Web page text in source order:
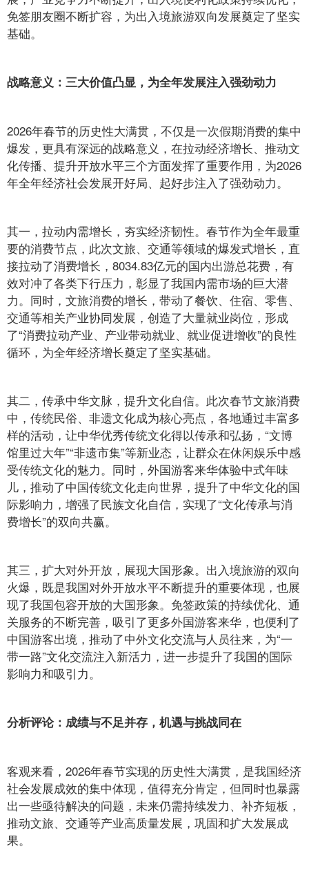
免签朋友圈不断扩容，为出入境旅游双向发展奠定了坚实
基础。
战略意义：三大价值凸显，为全年发展注入强劲动力
2026年春节的历史性大满贯，不仅是一次假期消费的集中
爆发，更具有深远的战略意义，在拉动经济增长、推动文
化传播、提升开放水平三个方面发挥了重要作用，为2026
年全年经济社会发展开好局、起好步注入了强劲动力。
其一，拉动内需增长，夯实经济韧性。春节作为全年最重
要的消费节点，此次文旅、交通等领域的爆发式增长，直
接拉动了消费增长，8034.83亿元的国内出游总花费，有
效对冲了各类下行压力，彰显了我国内需市场的巨大潜
力。同时，文旅消费的增长，带动了餐饮、住宿、零售、
交通等相关产业协同发展，创造了大量就业岗位，形成
了“消费拉动产业、产业带动就业、就业促进增收”的良性
循环，为全年经济增长奠定了坚实基础。
其二，传承中华文脉，提升文化自信。此次春节文旅消费
中，传统民俗、非遗文化成为核心亮点，各地通过丰富多
样的活动，让中华优秀传统文化得以传承和弘扬，“文博
馆里过大年”“非遗市集”等新业态，让群众在休闲娱乐中感
受传统文化的魅力。同时，外国游客来华体验中式年味
儿，推动了中国传统文化走向世界，提升了中华文化的国
际影响力，增强了民族文化自信，实现了“文化传承与消
费增长”的双向共赢。
其三，扩大对外开放，展现大国形象。出入境旅游的双向
火爆，既是我国对外开放水平不断提升的重要体现，也展
现了我国包容开放的大国形象。免签政策的持续优化、通
关服务的不断完善，吸引了更多外国游客来华，也便利了
中国游客出境，推动了中外文化交流与人员往来，为“一
带一路”文化交流注入新活力，进一步提升了我国的国际
影响力和吸引力。
分析评论：成绩与不足并存，机遇与挑战同在
客观来看，2026年春节实现的历史性大满贯，是我国经济
社会发展成效的集中体现，值得充分肯定，但同时也暴露
出一些亟待解决的问题，未来仍需持续发力、补齐短板，
推动文旅、交通等产业高质量发展，巩固和扩大发展成
果。